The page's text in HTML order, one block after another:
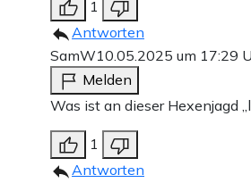
1
Antworten
SamW10.05.2025 um 17:29
Melden
Was ist an dieser Hexenjagd
1
Antworten